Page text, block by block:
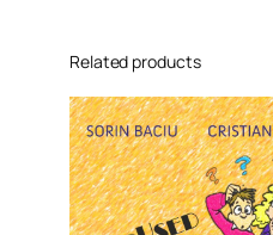
Related products